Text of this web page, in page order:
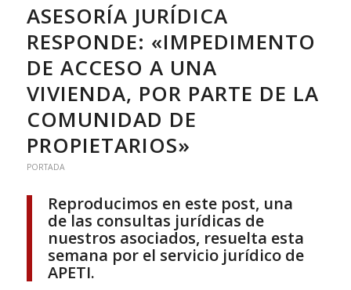
ASESORÍA JURÍDICA
RESPONDE: «IMPEDIMENTO
DE ACCESO A UNA
VIVIENDA, POR PARTE DE LA
COMUNIDAD DE
PROPIETARIOS»
PORTADA
Reproducimos en este post, una
de las consultas jurídicas de
nuestros asociados, resuelta esta
semana por el servicio jurídico de
APETI.